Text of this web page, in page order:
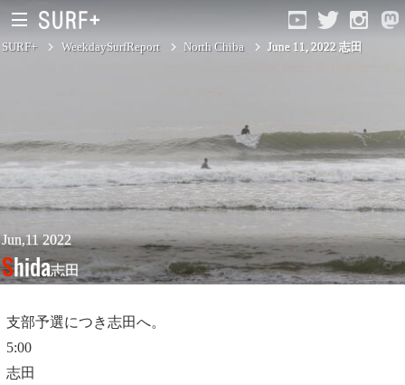
North Chiba
South Chiba
Unusually
Video Logs
SURF+ WeekdaySurfReport North Chiba June 11, 2022 志田
Jun,11 2022
Shida志田
支部予選につき志田へ。
5:00
志田